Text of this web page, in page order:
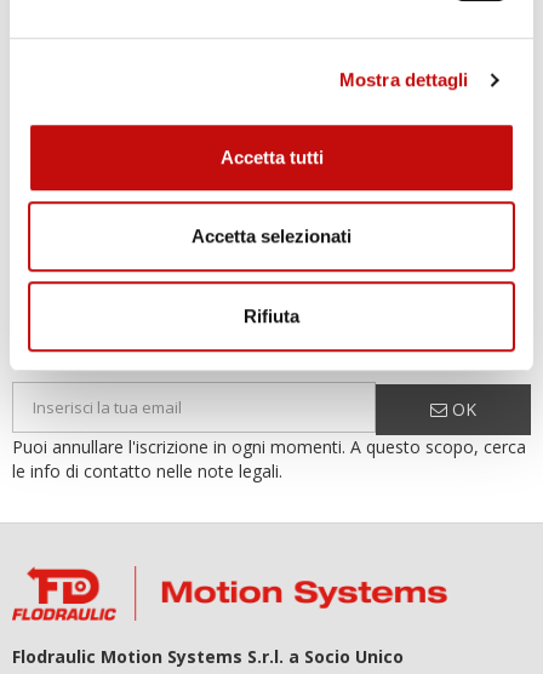
Mostra dettagli
Accetta tutti
Accetta selezionati
Rifiuta
ISCRIVITI ALLA NEWSLETTER
Iscriviti alla nostra newsletter per ricevere le nostre offerte e
promozioni.
OK
Puoi annullare l'iscrizione in ogni momenti. A questo scopo, cerca
le info di contatto nelle note legali.
Flodraulic Motion Systems S.r.l. a Socio Unico